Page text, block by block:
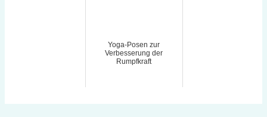
Yoga-Posen zur
Verbesserung der
Rumpfkraft